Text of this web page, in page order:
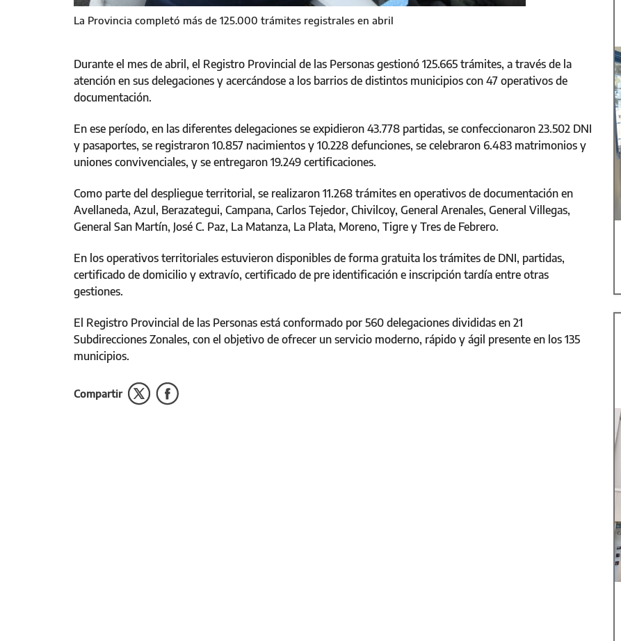
La Provincia completó más de 125.000 trámites registrales en abril
Durante el mes de abril, el Registro Provincial de las Personas gestionó 125.665 trámites, a través de la
atención en sus delegaciones y acercándose a los barrios de distintos municipios con 47 operativos de
documentación.
En ese período, en las diferentes delegaciones se expidieron 43.778 partidas, se confeccionaron 23.502 DNI
y pasaportes, se registraron 10.857 nacimientos y 10.228 defunciones, se celebraron 6.483 matrimonios y
uniones convivenciales, y se entregaron 19.249 certificaciones.
Como parte del despliegue territorial, se realizaron 11.268 trámites en operativos de documentación en
Avellaneda, Azul, Berazategui, Campana, Carlos Tejedor, Chivilcoy, General Arenales, General Villegas,
General San Martín, José C. Paz, La Matanza, La Plata, Moreno, Tigre y Tres de Febrero.
En los operativos territoriales estuvieron disponibles de forma gratuita los trámites de DNI, partidas,
certificado de domicilio y extravío, certificado de pre identificación e inscripción tardía entre otras
gestiones.
El Registro Provincial de las Personas está conformado por 560 delegaciones divididas en 21
Subdirecciones Zonales, con el objetivo de ofrecer un servicio moderno, rápido y ágil presente en los 135
municipios.
Compartir